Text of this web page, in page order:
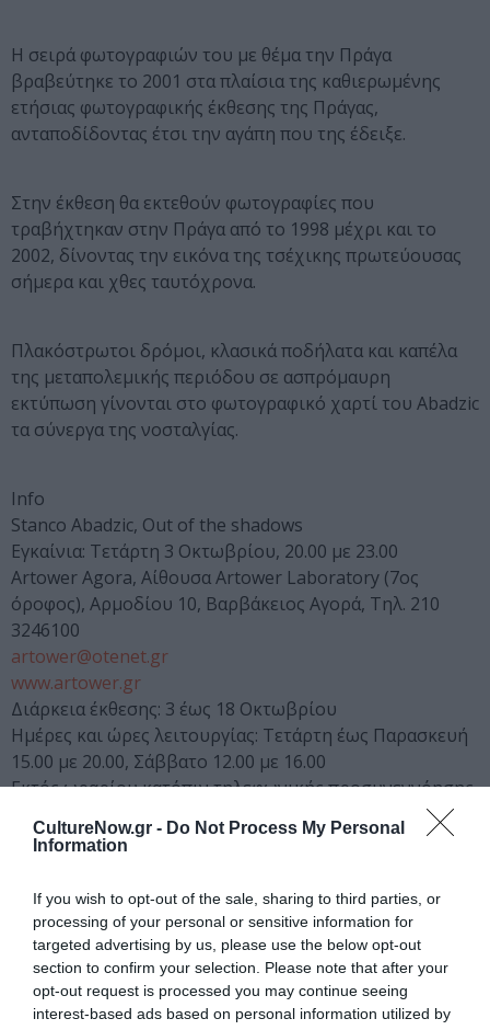
CultureNow.gr - Do Not Process My Personal
Information
If you wish to opt-out of the sale, sharing to third parties, or
processing of your personal or sensitive information for
targeted advertising by us, please use the below opt-out
section to confirm your selection. Please note that after your
opt-out request is processed you may continue seeing
interest-based ads based on personal information utilized by
Η σειρά φωτογραφιών του με θέμα την Πράγα
βραβεύτηκε το 2001 στα πλαίσια της καθιερωμένης
ετήσιας φωτογραφικής έκθεσης της Πράγας,
ανταποδίδοντας έτσι την αγάπη που της έδειξε.
Στην έκθεση θα εκτεθούν φωτογραφίες που
τραβήχτηκαν στην Πράγα από το 1998 μέχρι και το
2002, δίνοντας την εικόνα της τσέχικης πρωτεύουσας
σήμερα και χθες ταυτόχρονα.
Πλακόστρωτοι δρόμοι, κλασικά ποδήλατα και καπέλα
της μεταπολεμικής περιόδου σε ασπρόμαυρη
εκτύπωση γίνονται στο φωτογραφικό χαρτί του Abadzic
τα σύνεργα της νοσταλγίας.
Info
Stanco Abadzic, Out of the shadows
Εγκαίνια: Τετάρτη 3 Οκτωβρίου, 20.00 με 23.00
Artower Agora, Αίθουσα Artower Laboratory (7ος
όροφος), Αρμοδίου 10, Βαρβάκειος Αγορά, Τηλ. 210
3246100
artower@otenet.gr
www.artower.gr
Διάρκεια έκθεσης: 3 έως 18 Οκτωβρίου
Ημέρες και ώρες λειτουργίας: Τετάρτη έως Παρασκευή
15.00 με 20.00, Σάββατο 12.00 με 16.00
Εκτός ωραρίου κατόπιν τηλεφωνικής προσυνεννόησης
Συνδιοργάνωση: Ελληνικό Κέντρο Φωτογραφίας,
14ος Διεθνής Μήνας Φωτογραφίας – Ελληνικό Κέντρο
Φωτογραφίας, Τσάμη Καρατάσου 15, Αθήνα, Tηλ.: 210
9210545
desk@hcp.gr
www.hcp.gr